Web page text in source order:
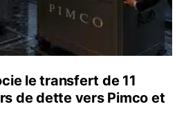
le transfert de 11
de dette vers Pimco et